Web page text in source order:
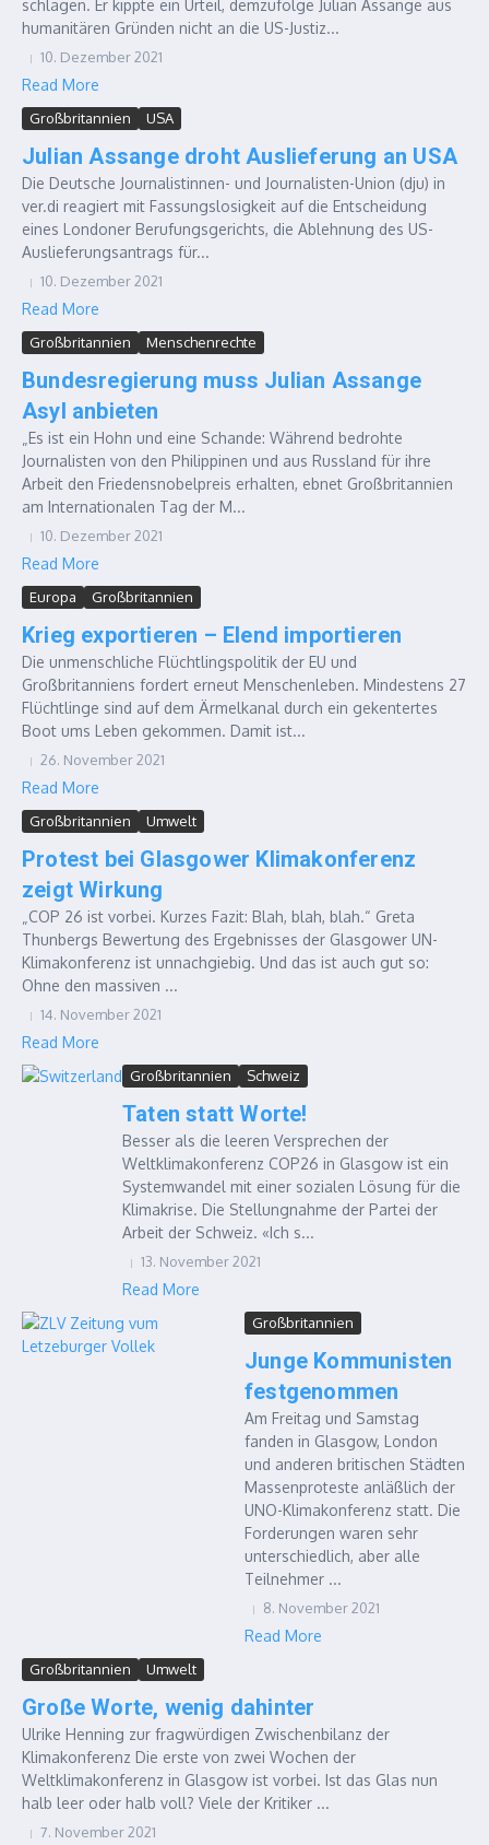
schlagen. Er kippte ein Urteil, demzufolge Julian Assange aus
humanitären Gründen nicht an die US-Justiz...
10. Dezember 2021
Read More
Großbritannien USA
Julian Assange droht Auslieferung an USA
Die Deutsche Journalistinnen- und Journalisten-Union (dju) in
ver.di reagiert mit Fassungslosigkeit auf die Entscheidung
eines Londoner Berufungsgerichts, die Ablehnung des US-
Auslieferungsantrags für...
10. Dezember 2021
Read More
Großbritannien Menschenrechte
Bundesregierung muss Julian Assange
Asyl anbieten
„Es ist ein Hohn und eine Schande: Während bedrohte
Journalisten von den Philippinen und aus Russland für ihre
Arbeit den Friedensnobelpreis erhalten, ebnet Großbritannien
am Internationalen Tag der M...
10. Dezember 2021
Read More
Europa Großbritannien
Krieg exportieren – Elend importieren
Die unmenschliche Flüchtlingspolitik der EU und
Großbritanniens fordert erneut Menschenleben. Mindestens 27
Flüchtlinge sind auf dem Ärmelkanal durch ein gekentertes
Boot ums Leben gekommen. Damit ist...
26. November 2021
Read More
Großbritannien Umwelt
Protest bei Glasgower Klimakonferenz
zeigt Wirkung
„COP 26 ist vorbei. Kurzes Fazit: Blah, blah, blah.“ Greta
Thunbergs Bewertung des Ergebnisses der Glasgower UN-
Klimakonferenz ist unnachgiebig. Und das ist auch gut so:
Ohne den massiven ...
14. November 2021
Read More
Großbritannien Schweiz
Taten statt Worte!
Besser als die leeren Versprechen der
Weltklimakonferenz COP26 in Glasgow ist ein
Systemwandel mit einer sozialen Lösung für die
Klimakrise. Die Stellungnahme der Partei der
Arbeit der Schweiz. «Ich s...
13. November 2021
Read More
Großbritannien
Junge Kommunisten
festgenommen
Am Freitag und Samstag
fanden in Glasgow, London
und anderen britischen Städten
Massenproteste anläßlich der
UNO-Klimakonferenz statt. Die
Forderungen waren sehr
unterschiedlich, aber alle
Teilnehmer ...
8. November 2021
Read More
Großbritannien Umwelt
Große Worte, wenig dahinter
Ulrike Henning zur fragwürdigen Zwischenbilanz der
Klimakonferenz Die erste von zwei Wochen der
Weltklimakonferenz in Glasgow ist vorbei. Ist das Glas nun
halb leer oder halb voll? Viele der Kritiker ...
7. November 2021